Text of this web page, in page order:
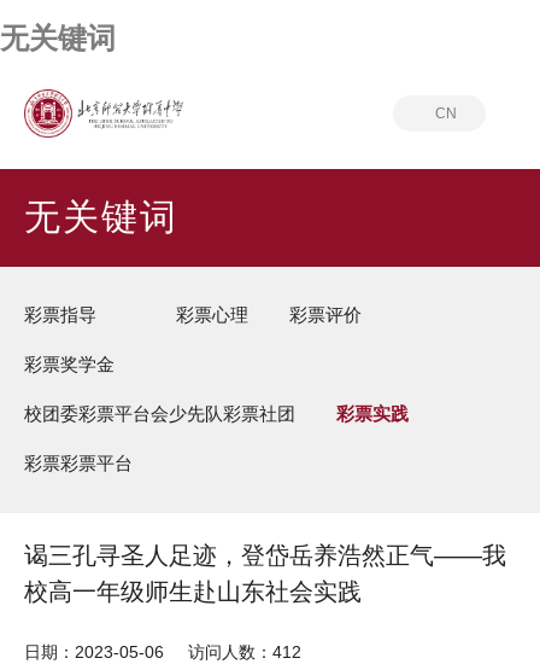
无关键词
CN
无关键词
彩票指导 彩票心理 彩票评价
彩票奖学金
校团委彩票平台会少先队彩票社团 彩票实践
彩票彩票平台
谒三孔寻圣人足迹，登岱岳养浩然正气——我
校高一年级师生赴山东社会实践
日期：2023-05-06
访问人数：412